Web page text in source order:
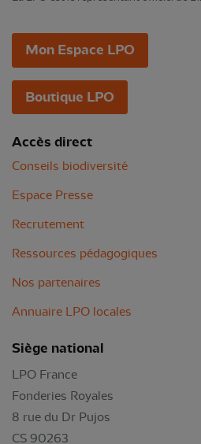
Mon Espace LPO
Boutique LPO
Accès direct
Conseils biodiversité
Espace Presse
Recrutement
Ressources pédagogiques
Nos partenaires
Annuaire LPO locales
Siège national
LPO France
Fonderies Royales
8 rue du Dr Pujos
CS 90263